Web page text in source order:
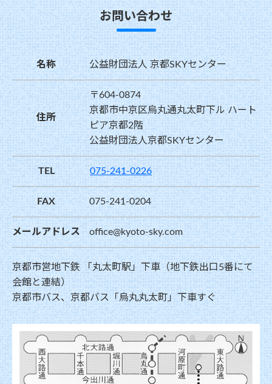
お問い合わせ
名称 公益財団法人 京都SKYセンター
住所
〒604-0874
京都市中京区烏丸通丸太町下ル ハート
ピア京都2階
公益財団法人京都SKYセンター
TEL 075-241-0226
FAX 075-241-0204
メールアドレス office@kyoto-sky.com
京都市営地下鉄 「丸太町駅」下車（地下鉄出口5番にて
会館と連結）
京都市バス、京都バス「烏丸丸太町」下車すぐ